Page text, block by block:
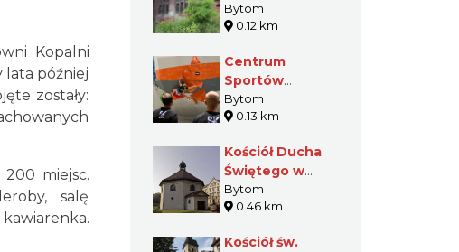
Kopalni
lata później
zostały:
miejsc.
salę
Rozbark w
Bytomiu
Bytom
0.12 km
Centrum
Sportów
Wspinaczkowych
i Siłowych
Bytom
0.13 km
Kościół Ducha
Świętego w
Bytomiu
Bytom
0.46 km
Kościół św.